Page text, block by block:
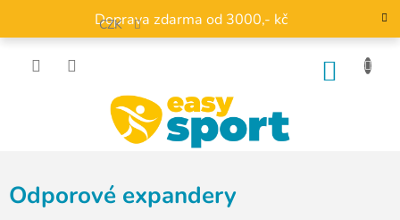
obsah
Doprava zdarma od 3000,- kč
CZK
Odporové expandery